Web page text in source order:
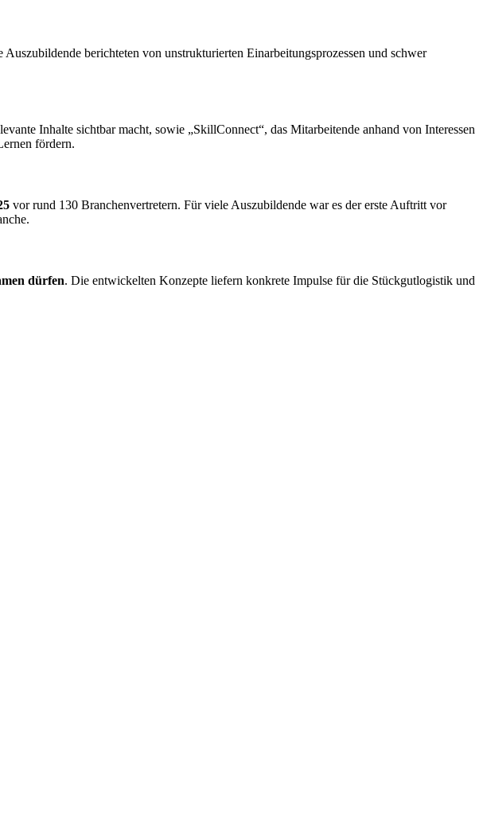
Auszubildende berichteten von unstrukturierten Einarbeitungsprozessen und schwer
Inhalte sichtbar macht, sowie „SkillConnect“, das Mitarbeitende anhand von Interessen
fördern.
vor rund 130 Branchenvertretern. Für viele Auszubildende war es der erste Auftritt vor
dürfen. Die entwickelten Konzepte liefern konkrete Impulse für die Stückgutlogistik und